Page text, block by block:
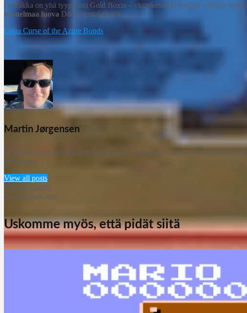
Grafiikka on yhä tyypillistä Gold Boxia – yksinkertaisia spritejä, värikäs
tunnelmaa luova D&D-nostalgikoille.
Lataa Curse of the Azure Bonds
Martin Jørgensen
Kirjoitan ohjelmistoihin liittyvää sisältöä ja Windows-oppaita
turvallista.
View all posts
Martial Heroes
Pool of Radiance
Uskomme myös, että pidät siitä